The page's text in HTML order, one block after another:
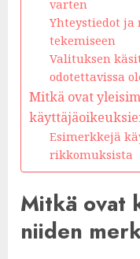
varten
Yhteystiedot
tekemiseen
Valituksen
odotettavissa
Mitkä ovat
Esimerkkejä
rikkomuksista
Mitkä ovat
niiden